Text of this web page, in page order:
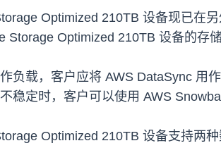
Optimized 210TB 设备现已在
Storage Optimized 210TB 设备的存
负载，客户应将 AWS DataSync 用
稳定时，客户可以使用 AWS
Optimized 210TB 设备支持两